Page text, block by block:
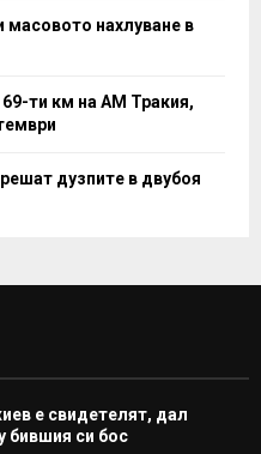
масовото нахлуване в
ти км на АМ Тракия,
дузпите в двубоя
е свидетелят, дал
бившия си бос